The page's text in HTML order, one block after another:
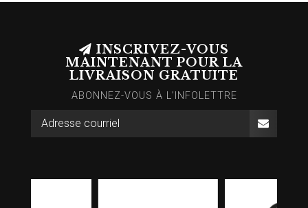
INSCRIVEZ-VOUS
MAINTENANT POUR LA
LIVRAISON GRATUITE
ABONNEZ-VOUS À L’INFOLETTRE